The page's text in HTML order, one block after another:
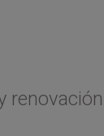
renovación